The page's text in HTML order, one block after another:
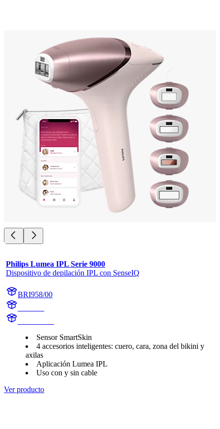
Philips Lumea IPL Serie 9000
Dispositivo de depilación IPL con SenseIQ
BRI958/00
Sensor SmartSkin
4 accesorios inteligentes: cuero, cara, zona del bikini y
axilas
Aplicación Lumea IPL
Uso con y sin cable
Ver producto